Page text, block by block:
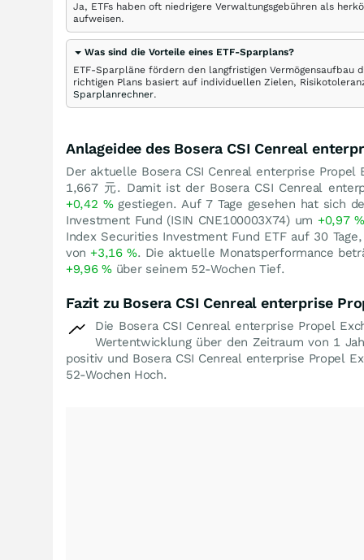
Ja, ETFs haben oft niedrigere Verwaltungsgebühren als
aufweisen.
Was sind die Vorteile eines ETF-Sparplans?
ETF-Sparpläne fördern den langfristigen Vermögensaufbau
richtigen Plans basiert auf individuellen Zielen,
Sparplanrechner.
Anlageidee des Bosera CSI Cenreal
Der aktuelle Bosera CSI Cenreal enterprise
1,667 元. Damit ist der Bosera CSI Cenreal
+0,42 %gestiegen. Auf 7 Tage gesehen hat sich
Investment Fund (ISIN CNE100003X74) um +0,97%
Index Securities Investment Fund ETF auf 30
von +3,16%. Die aktuelle Monatsperformance
+9,96%über seinem 52-Wochen Tief.
Fazit zu Bosera CSI Cenreal enterprise
Die Bosera CSI Cenreal enterprise Propel
Wertentwicklung über den Zeitraum von 1
positiv und Bosera CSI Cenreal enterprise Propel
52-Wochen Hoch.